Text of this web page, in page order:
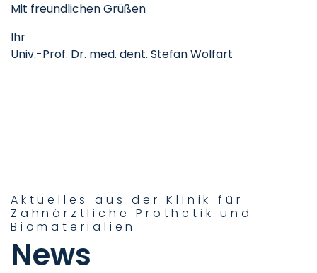
Mit freundlichen Grüßen
Ihr
Univ.-Prof. Dr. med. dent. Stefan Wolfart
Aktuelles aus der Klinik für
Zahnärztliche Prothetik und
Biomaterialien
News